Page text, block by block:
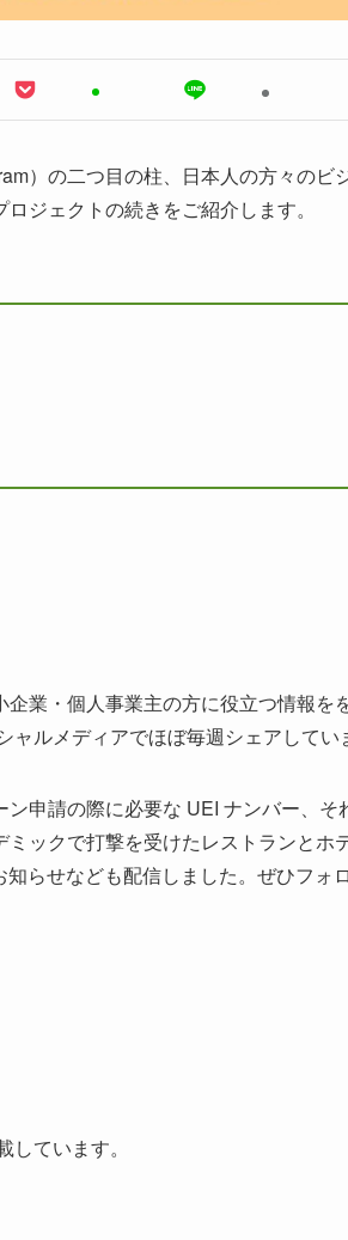
）の二つ目の柱、日本人の方々のビ
ジェクトの続きをご紹介します。
業・個人事業主の方に役立つ情報を
ルメディアでほぼ毎週シェアしてい
申請の際に必要な UEI ナンバー、そ
ックで打撃を受けたレストランとホ
らせなども配信しました。ぜひフォ
しています。